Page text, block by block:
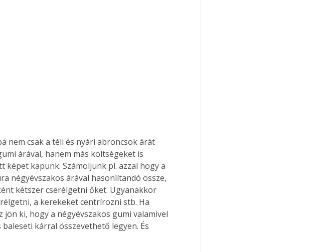
nem csak a téli és nyári abroncsok árát
árával, hanem más költségeket is
kapunk. Számoljunk pl. azzal hogy a
négyévszakos árával hasonlítandó össze,
kétszer cserélgetni őket. Ugyanakkor
a kerekeket centrírozni stb. Ha
ki, hogy a négyévszakos gumi valamivel
kárral összevethető legyen. És